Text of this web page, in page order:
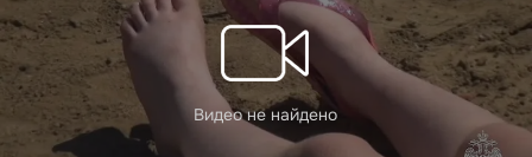
Видео не найдено